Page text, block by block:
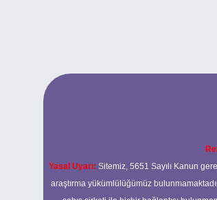
Yasal Uyarı: Sitemiz, 5651 Sayılı Kanun
araştırma yükümlülüğümüz